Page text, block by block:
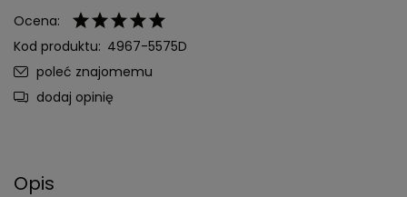
Ocena:
Kod produktu: 4967-5575D
poleć znajomemu
dodaj opinię
Opis